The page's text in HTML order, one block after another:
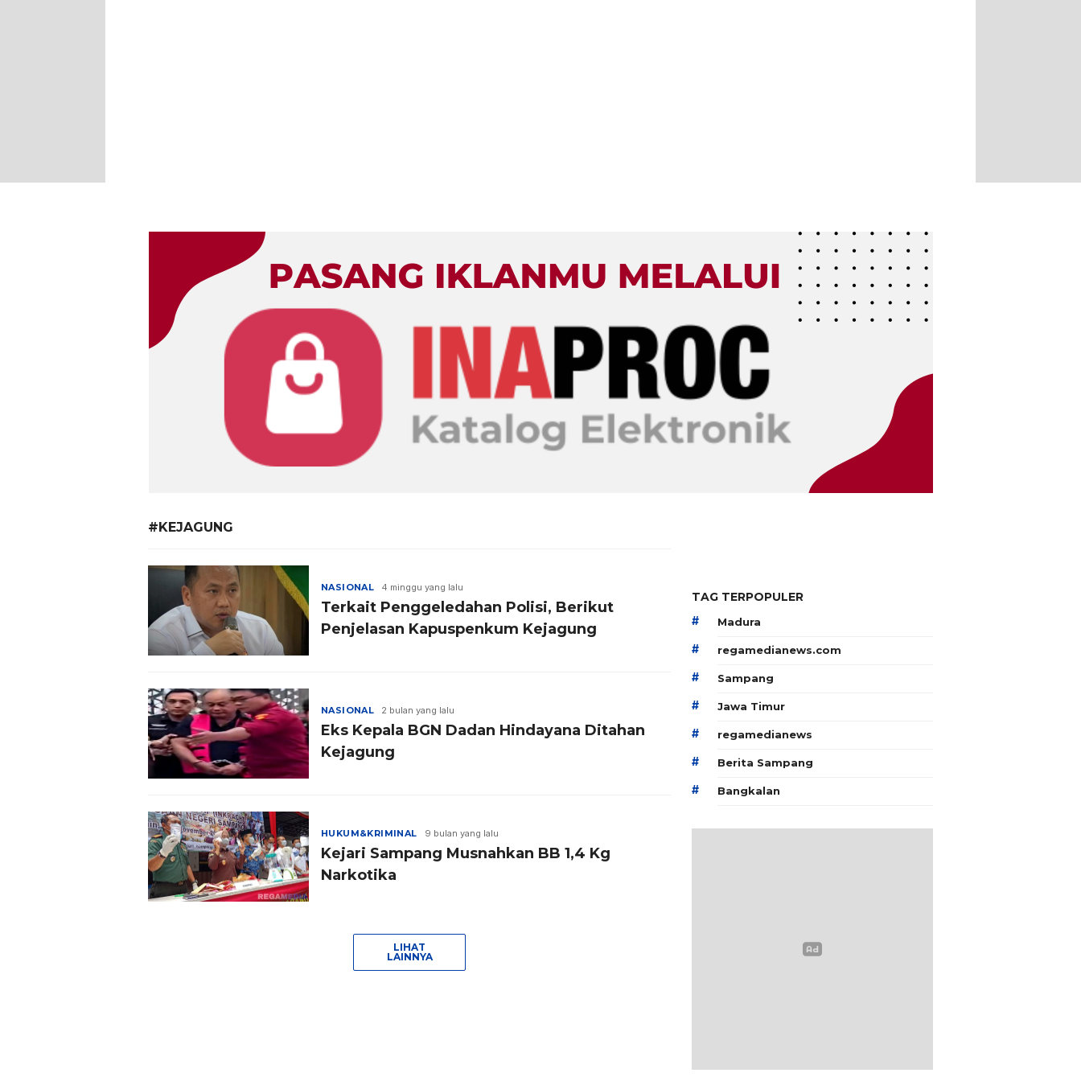
#KEJAGUNG
NASIONAL 4 minggu yang lalu
Terkait Penggeledahan Polisi, Berikut
Penjelasan Kapuspenkum Kejagung
NASIONAL 2 bulan yang lalu
Eks Kepala BGN Dadan Hindayana Ditahan
Kejagung
HUKUM&KRIMINAL 9 bulan yang lalu
Kejari Sampang Musnahkan BB 1,4 Kg
Narkotika
LIHAT
LAINNYA
TAG TERPOPULER
# Madura
# regamedianews.com
# Sampang
# Jawa Timur
# regamedianews
# Berita Sampang
# Bangkalan